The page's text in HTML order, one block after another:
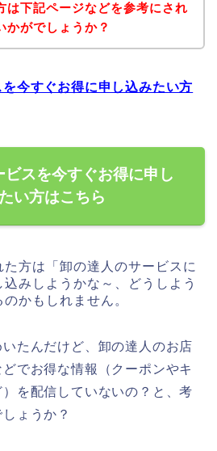
は下記ページなどを参考にされ
かがでしょうか？
今すぐお得に申し込みたい方
スを今すぐお得に申し
い方はこちら
方は「卸の達人のサービスに
みしようかな～、どうしよう
かもしれません。
たんだけど、卸の達人のお店
でお得な情報（クーポンやキ
を配信していないの？と、考
ょうか？